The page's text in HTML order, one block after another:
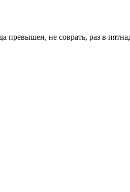
превышен, не соврать, раз в